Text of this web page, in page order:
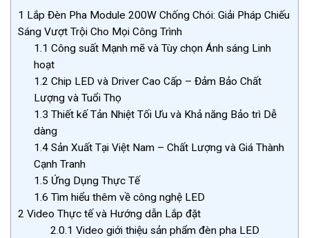
1 Lắp Đèn Pha Module 200W Chống Chói: Giải Pháp Chiếu
Sáng Vượt Trội Cho Mọi Công Trình
1.1 Công suất Mạnh mẽ và Tùy chọn Ánh sáng Linh
hoạt
1.2 Chip LED và Driver Cao Cấp – Đảm Bảo Chất
Lượng và Tuổi Thọ
1.3 Thiết kế Tản Nhiệt Tối Ưu và Khả năng Bảo trì Dễ
dàng
1.4 Sản Xuất Tại Việt Nam – Chất Lượng và Giá Thành
Cạnh Tranh
1.5 Ứng Dụng Thực Tế
1.6 Tìm hiểu thêm về công nghệ LED
2 Video Thực tế và Hướng dẫn Lắp đặt
2.0.1 Video giới thiệu sản phẩm đèn pha LED